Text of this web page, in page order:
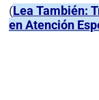
(Lea También:
en Atención